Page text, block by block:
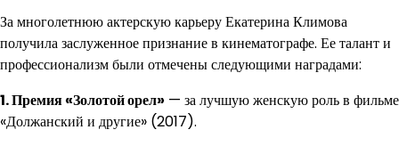
За многолетнюю актерскую карьеру Екатерина Климова
получила заслуженное признание в кинематографе. Ее талант и
профессионализм были отмечены следующими наградами:
1. Премия «Золотой орел» — за лучшую женскую роль в фильме
«Должанский и другие» (2017).